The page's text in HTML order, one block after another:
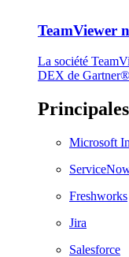
TeamViewer
La société
DEX de
Microsoft
Freshworks
Jira
Salesforce